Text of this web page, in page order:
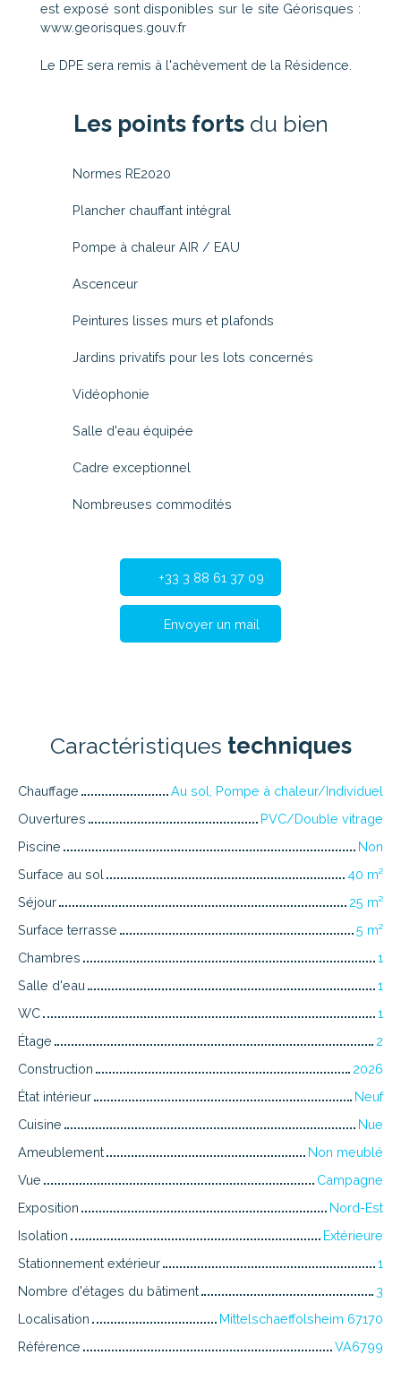
est exposé sont disponibles sur le site Géorisques :
www.georisques.gouv.fr
Le DPE sera remis à l'achèvement de la Résidence.
Les points fortsdu bien
Normes RE2020
Plancher chauffant intégral
Pompe à chaleur AIR / EAU
Ascenceur
Peintures lisses murs et plafonds
Jardins privatifs pour les lots concernés
Vidéophonie
Salle d'eau équipée
Cadre exceptionnel
Nombreuses commodités
+33 3 88 61 37 09
Envoyer un mail
Caractéristiques techniques
Chauffage
Au sol, Pompe à chaleur/Individuel
Ouvertures
PVC/Double vitrage
Piscine
Non
Surface au sol
40 m²
Séjour
25 m²
Surface terrasse
5 m²
Chambres
1
Salle d'eau
1
WC
1
Étage
2
Construction
2026
État intérieur
Neuf
Cuisine
Nue
Ameublement
Non meublé
Vue
Campagne
Exposition
Nord-Est
Isolation
Extérieure
Stationnement extérieur
1
Nombre d'étages du bâtiment
3
Localisation
Mittelschaeffolsheim 67170
Référence
VA6799